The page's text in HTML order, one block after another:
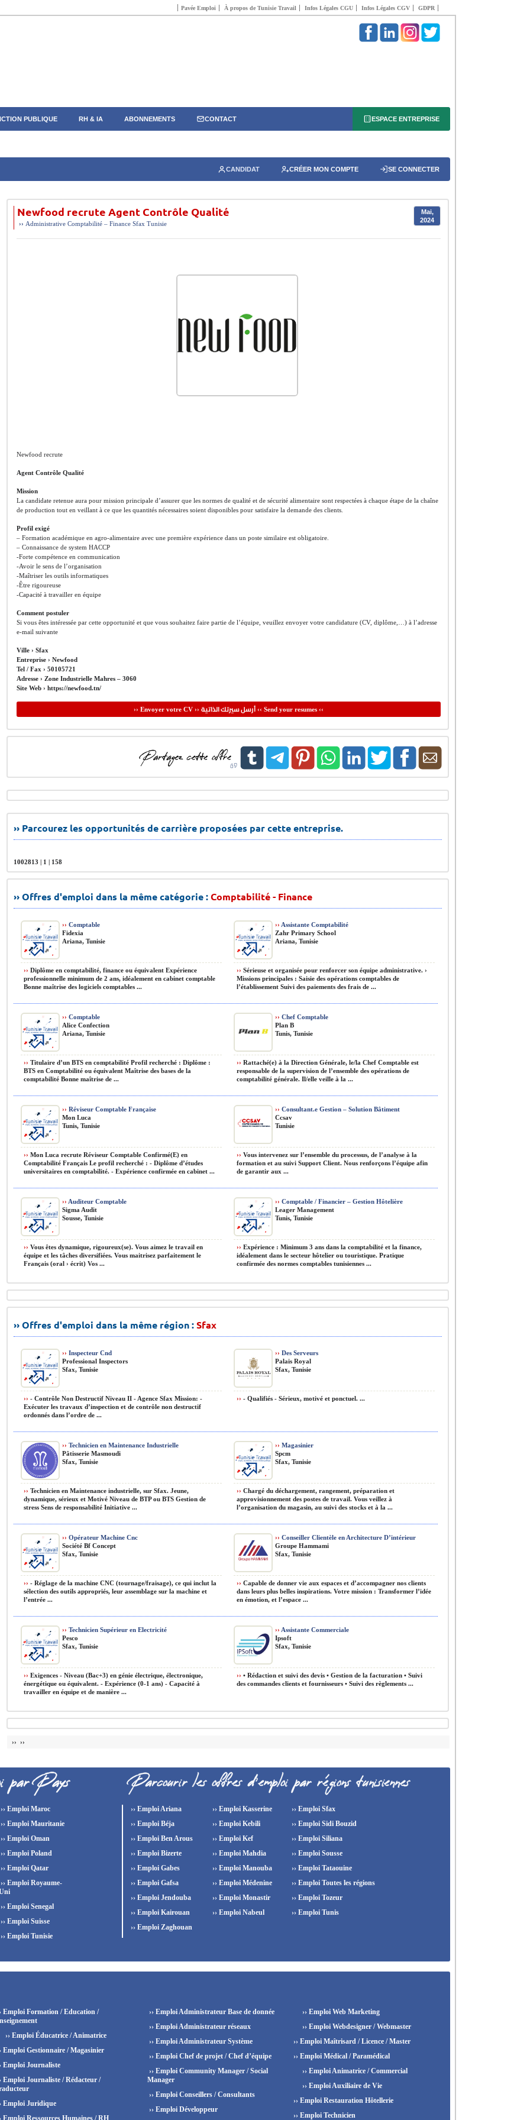
Pavée Emploi À propos de Tunisie Travail Infos Légales CGU Infos Légales CGV GDPR
PUBLIQUE RH & IA ABONNEMENTS CONTACT ESPACE ENTREPRISE
CANDIDAT CRÉER MON COMPTE SE CONNECTER
Newfood recrute Agent Contrôle Qualité
Mai,
2024
›› Administrative Comptabilité – Finance Sfax Tunisie
Newfood recrute
Agent Contrôle Qualité
Mission
La candidate retenue aura pour mission principale d’assurer que les normes de qualité et de sécurité alimentaire sont respectées à chaque étape de la chaîne
de production tout en veillant à ce que les quantités nécessaires soient disponibles pour satisfaire la demande des clients.
Profil exigé
– Formation académique en agro-alimentaire avec une première expérience dans un poste similaire est obligatoire.
– Connaissance de system HACCP
-Forte compétence en communication
-Avoir le sens de l’organisation
-Maîtriser les outils informatiques
-Être rigoureuse
-Capacité à travailler en équipe
Comment postuler
Si vous êtes intéressée par cette opportunité et que vous souhaitez faire partie de l’équipe, veuillez envoyer votre candidature (CV, diplôme,…) à l’adresse
e-mail suivante
Ville › Sfax
Entreprise › Newfood
Tel / Fax › 50105721
Adresse › Zone Industrielle Mahres – 3060
Site Web › https://newfood.tn/
›› Envoyer votre CV ›› أرسل سيرتك الذاتية‹‹ Send your resumes ‹‹
›› Parcourez les opportunités de carrière proposées par cette entreprise.
1002813 | 1 | 158
›› Offres d'emploi dans la même catégorie :Comptabilité - Finance
›› Comptable
Fidexia
Ariana, Tunisie
›› Diplôme en comptabilité, finance ou équivalent Expérience
professionnelle minimum de 2 ans, idéalement en cabinet comptable
Bonne maîtrise des logiciels comptables ...
›› Assistante Comptabilité
Zahr Primary School
Ariana, Tunisie
›› Sérieuse et organisée pour renforcer son équipe administrative. ›
Missions principales : Saisie des opérations comptables de
l’établissement Suivi des paiements des frais de ...
›› Comptable
Alice Confection
Ariana, Tunisie
›› Titulaire d’un BTS en comptabilité Profil recherché : Diplôme :
BTS en Comptabilité ou équivalent Maîtrise des bases de la
comptabilité Bonne maîtrise de ...
›› Chef Comptable
Plan B
Tunis, Tunisie
›› Rattaché(e) à la Direction Générale, le/la Chef Comptable est
responsable de la supervision de l’ensemble des opérations de
comptabilité générale. Il/elle veille à la ...
›› Réviseur Comptable Française
Mon Luca
Tunis, Tunisie
›› Mon Luca recrute Réviseur Comptable Confirmé(E) en
Comptabilité Français Le profil recherché : - Diplôme d’études
universitaires en comptabilité. - Expérience confirmée en cabinet ...
›› Consultant.e Gestion – Solution Bâtiment
Ccsav
Tunisie
›› Vous intervenez sur l’ensemble du processus, de l’analyse à la
formation et au suivi Support Client. Nous renforçons l’équipe afin
de garantir aux ...
›› Auditeur Comptable
Sigma Audit
Sousse, Tunisie
›› Vous êtes dynamique, rigoureux(se). Vous aimez le travail en
équipe et les tâches diversifiées. Vous maitrisez parfaitement le
Français (oral › écrit) Vos ...
›› Comptable / Financier – Gestion Hôtelière
Leager Management
Tunis, Tunisie
›› Expérience : Minimum 3 ans dans la comptabilité et la finance,
idéalement dans le secteur hôtelier ou touristique. Pratique
confirmée des normes comptables tunisiennes ...
›› Offres d'emploi dans la même région :Sfax
›› Inspecteur Cnd
Professional Inspectors
Sfax, Tunisie
›› - Contrôle Non Destructif Niveau II - Agence Sfax Mission: -
Exécuter les travaux d’inspection et de contrôle non destructif
ordonnés dans l’ordre de ...
›› Des Serveurs
Palais Royal
Sfax, Tunisie
›› - Qualifiés - Sérieux, motivé et ponctuel. ...
›› Technicien en Maintenance Industrielle
Pâtisserie Masmoudi
Sfax, Tunisie
›› Technicien en Maintenance industrielle, sur Sfax. Jeune,
dynamique, sérieux et Motivé Niveau de BTP ou BTS Gestion de
stress Sens de responsabilité Initiative ...
›› Magasinier
Spcm
Sfax, Tunisie
›› Chargé du déchargement, rangement, préparation et
approvisionnement des postes de travail. Vous veillez à
l’organisation du magasin, au suivi des stocks et à la ...
›› Opérateur Machine Cnc
Société Bf Concept
Sfax, Tunisie
›› - Réglage de la machine CNC (tournage/fraisage), ce qui inclut la
sélection des outils appropriés, leur assemblage sur la machine et
l’entrée ...
›› Conseiller Clientèle en Architecture D’intérieur
Groupe Hammami
Sfax, Tunisie
›› Capable de donner vie aux espaces et d’accompagner nos clients
dans leurs plus belles inspirations. Votre mission : Transformer l’idée
en émotion, et l’espace ...
›› Technicien Supérieur en Electricité
Pesco
Sfax, Tunisie
›› Exigences - Niveau (Bac+3) en génie électrique, électronique,
énergétique ou équivalent. - Expérience (0-1 ans) - Capacité à
travailler en équipe et de manière ...
›› Assistante Commerciale
Ipsoft
Sfax, Tunisie
›› • Rédaction et suivi des devis • Gestion de la facturation • Suivi
des commandes clients et fournisseurs • Suivi des règlements ...
›› ››
›› Emploi Maroc
›› Emploi Mauritanie
›› Emploi Oman
›› Emploi Poland
›› Emploi Qatar
›› Emploi Royaume-
›› Emploi Senegal
›› Emploi Suisse
›› Emploi Tunisie
›› Emploi Ariana
›› Emploi Béja
›› Emploi Ben Arous
›› Emploi Bizerte
›› Emploi Gabes
›› Emploi Gafsa
›› Emploi Jendouba
›› Emploi Kairouan
›› Emploi Kasserine
›› Emploi Kebili
›› Emploi Kef
›› Emploi Mahdia
›› Emploi Manouba
›› Emploi Médenine
›› Emploi Monastir
›› Emploi Nabeul
›› Emploi Sfax
›› Emploi Sidi Bouzid
›› Emploi Siliana
›› Emploi Sousse
›› Emploi Tataouine
›› Emploi Toutes les régions
›› Emploi Tozeur
›› Emploi Tunis
›› Emploi Zaghouan
Emploi Formation / Education /
›› Emploi Éducatrice / Animatrice
Emploi Gestionnaire / Magasinier
Emploi Journaliste
Emploi Journaliste / Rédacteur /
Emploi Juridique
Emploi Ressources Humaines / RH
›› Emploi Administrateur Base de donnée
›› Emploi Administrateur réseaux
›› Emploi Administrateur Système
›› Emploi Chef de projet / Chef d’équipe
›› Emploi Community Manager / Social
Manager
›› Emploi Conseillers / Consultants
›› Emploi Développeur
›› Emploi Web Marketing
›› Emploi Webdesigner / Webmaster
›› Emploi Maîtrisard / Licence / Master
›› Emploi Médical / Paramédical
›› Emploi Animatrice / Commercial
›› Emploi Auxiliaire de Vie
›› Emploi Restauration Hôtellerie
›› Emploi Technicien